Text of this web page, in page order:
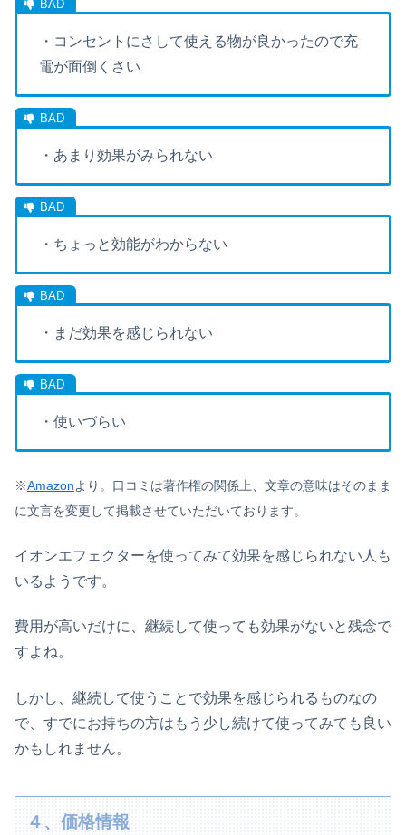
・コンセントにさして使える物が良かったので充
電が面倒くさい
・あまり効果がみられない
・ちょっと効能がわからない
・まだ効果を感じられない
・使いづらい
※Amazonより。口コミは著作権の関係上、文章の意味はそのまま
に文言を変更して掲載させていただいております。
イオンエフェクターを使ってみて効果を感じられない人も
いるようです。
費用が高いだけに、継続して使っても効果がないと残念で
すよね。
しかし、継続して使うことで効果を感じられるものなの
で、すでにお持ちの方はもう少し続けて使ってみても良い
かもしれません。
４、価格情報